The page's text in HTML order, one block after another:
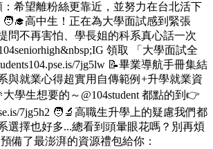
：希望離粉絲更靠近，並努力在台北活下
高中生！正在為大學面試感到緊張
問不再害怕、學長姐的科系真心話一次
領取 「大學面試全
7jg5lw 📝畢業導航手冊集結
與就業心得超實用自傳範例+升學就業資
學生想要的～@104student 都點的到👉
7jg5h2 🧑‍🔬高職生升學上的疑慮我們都
選擇也好多...總看到頭暈眼花嗎？別再煩
備了最澎湃的資源禮包給你：